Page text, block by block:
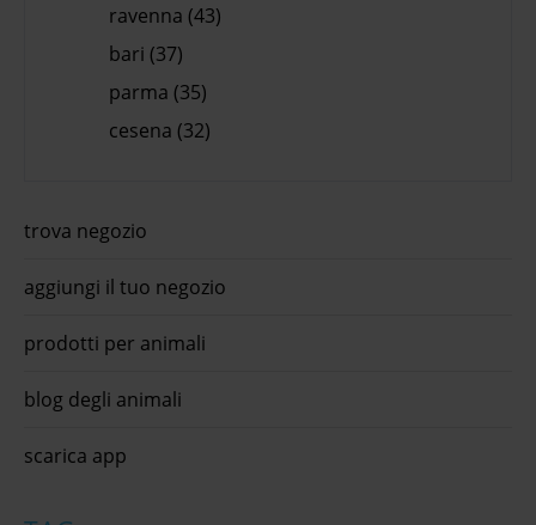
ravenna (43)
bari (37)
parma (35)
cesena (32)
trova negozio
aggiungi il tuo negozio
prodotti per animali
blog degli animali
scarica app